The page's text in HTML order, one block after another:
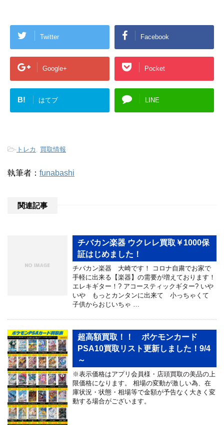
Twitter Facebook
Google+ Pocket
B! はてブ LINE
- トレカ 買取情報
執筆者： funabashi
関連記事
チバカン楽器 ウクレレ買取￥1000保
証はじめました！
チバカン楽器 大崎です！ コロナ自粛でお家で
手軽に出来る【楽器】の需要が増えております！
エレキギター！? アコースティックギター? いや
いや もっとカンタンに出来て 小っちゃくて
子供からおじいちゃ …
超高額買取！！ ポケモンカード
PSA10買取リスト更新しました！9/4
～
※表示価格はアプリ会員様・店頭買取の美品の上
限価格になります。 相場の変動が激しい為、在
庫状況・状態・相場等で金額が予告なく大きく変
動する場合がございます。